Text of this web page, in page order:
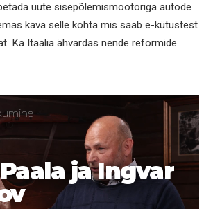
uute sisepõlemismootoriga autode
kava selle kohta mis saab e-kütustest
Ka Itaalia ähvardas nende reformide
ja Ingvar